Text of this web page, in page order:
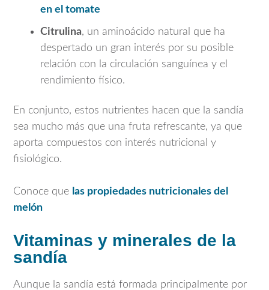
en el tomate
Citrulina, un aminoácido natural que ha
despertado un gran interés por su posible
relación con la circulación sanguínea y el
rendimiento físico.
En conjunto, estos nutrientes hacen que la sandía
sea mucho más que una fruta refrescante, ya que
aporta compuestos con interés nutricional y
fisiológico.
Conoce que las propiedades nutricionales del
melón
Vitaminas y minerales de la
sandía
Aunque la sandía está formada principalmente por